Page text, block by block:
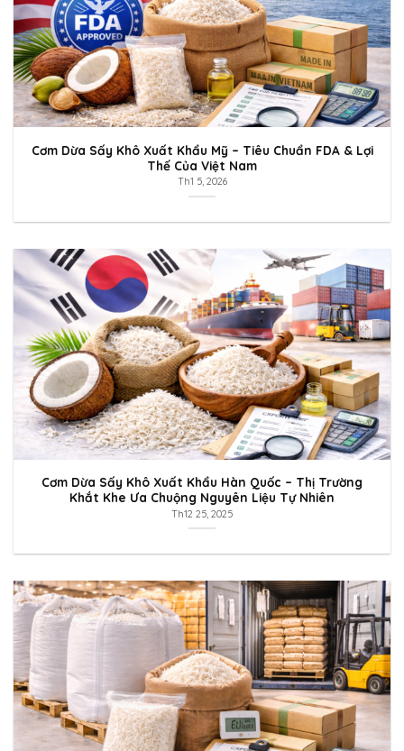
Cơm Dừa Sấy Khô Xuất Khẩu Mỹ – Tiêu Chuẩn FDA & Lợi
Thế Của Việt Nam
Th1 5, 2026
Cơm Dừa Sấy Khô Xuất Khẩu Hàn Quốc – Thị Trường
Khắt Khe Ưa Chuộng Nguyên Liệu Tự Nhiên
Th12 25, 2025